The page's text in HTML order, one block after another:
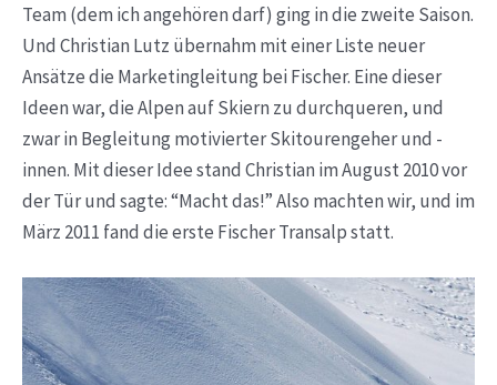
Team (dem ich angehören darf) ging in die zweite Saison.
Und Christian Lutz übernahm mit einer Liste neuer
Ansätze die Marketingleitung bei Fischer. Eine dieser
Ideen war, die Alpen auf Skiern zu durchqueren, und
zwar in Begleitung motivierter Skitourengeher und -
innen. Mit dieser Idee stand Christian im August 2010 vor
der Tür und sagte: “Macht das!” Also machten wir, und im
März 2011 fand die erste Fischer Transalp statt.